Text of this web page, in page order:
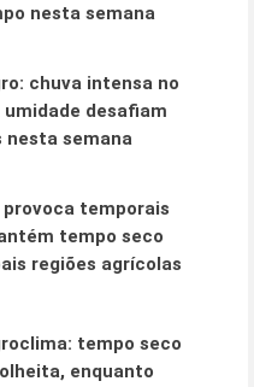
nesta semana
chuva intensa no
umidade desafiam
nesta semana
temporais
tempo seco
regiões agrícolas
tempo seco
enquanto